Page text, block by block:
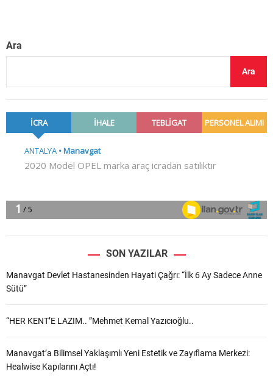
Ara
Ara
SON YAZILAR
Manavgat Devlet Hastanesinden Hayati Çağrı: “İlk 6 Ay Sadece Anne
Sütü”
“HER KENT’E LAZIM.. ”Mehmet Kemal Yazıcıoğlu..
Manavgat’a Bilimsel Yaklaşımlı Yeni Estetik ve Zayıflama Merkezi:
Healwise Kapılarını Açtı!